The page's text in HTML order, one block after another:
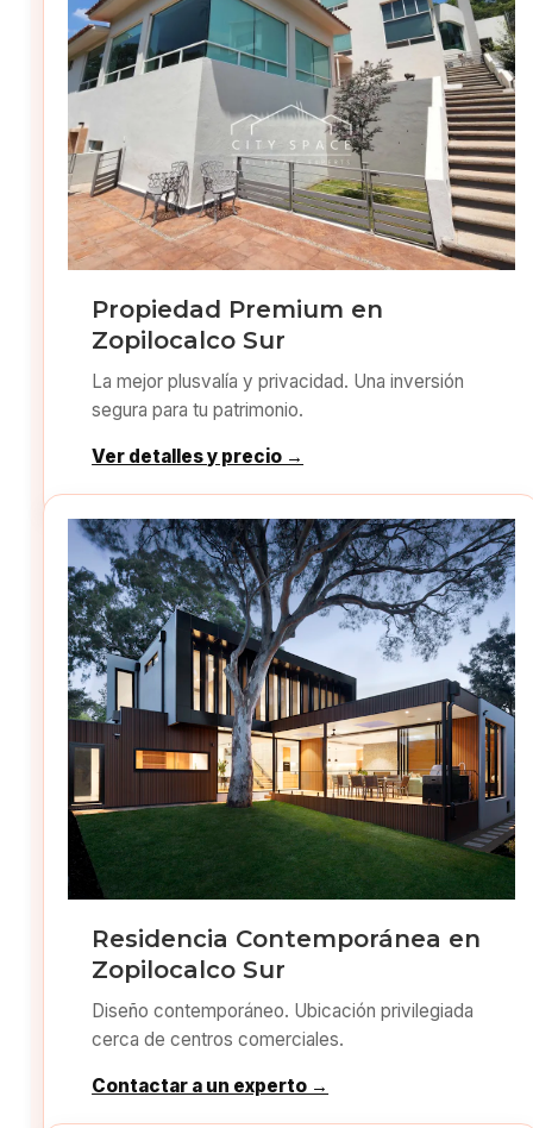
Propiedad Premium en
Zopilocalco Sur
La mejor plusvalía y privacidad. Una inversión
segura para tu patrimonio.
Ver detalles y precio →
Residencia Contemporánea en
Zopilocalco Sur
Diseño contemporáneo. Ubicación privilegiada
cerca de centros comerciales.
Contactar a un experto →